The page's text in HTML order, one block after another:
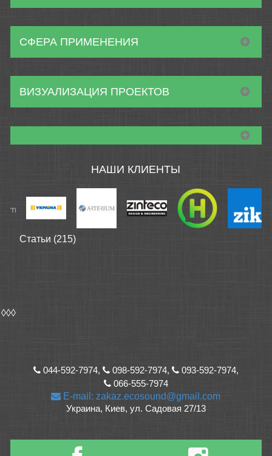
СФЕРА ПРИМЕНЕНИЯ
ВИЗУАЛИЗАЦИЯ ПРОЕКТОВ
НАШИ КЛИЕНТЫ
Статьи (215)
◊◊◊
044-592-7974, 098-592-7974,
093-592-7974,
066-555-7974
E-mail: zakaz.ecosound@gmail.com
Украина, Киев, ул. Садовая 27/13